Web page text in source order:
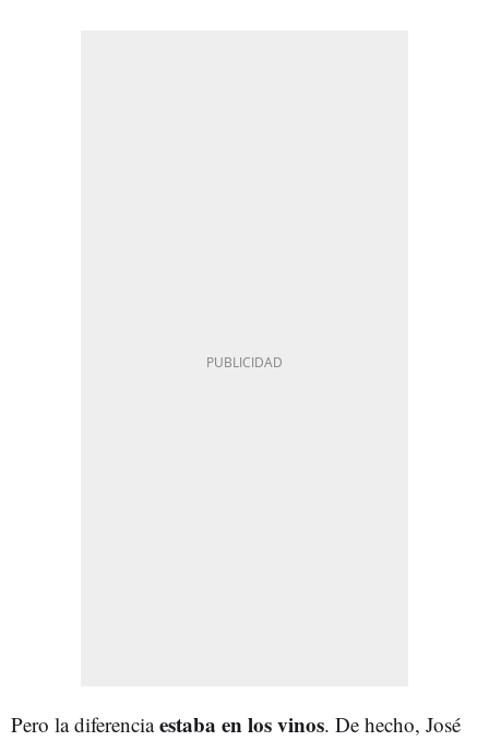
Pero la diferenciaestaba en los vinos. De hecho, José